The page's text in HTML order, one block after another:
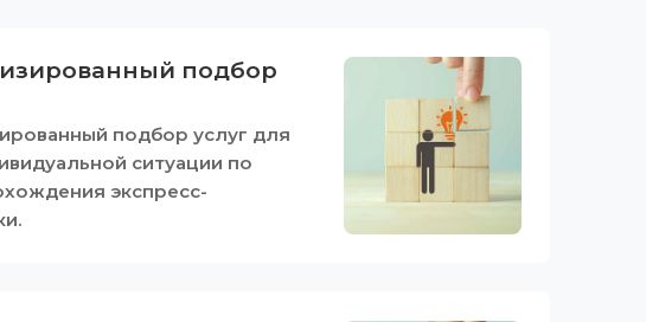
подбор
подбор услуг для
ситуации по
экспресс-